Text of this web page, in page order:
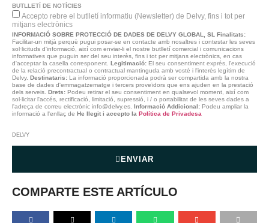
BUTLLETÍ DE NOTÍCIES
Accepto rebre el butlletí informatiu (Newsletter) de Delvy, fins i tot per
mitjans electrònics
INFORMACIÓ SOBRE PROTECCIÓ DE DADES DE DELVY GLOBAL, SL Finalitats:
Facilitar-un mitjà perquè pugui posar-se en contacte amb nosaltres i contestar les seves
sol·licituds d'informació, així com enviar-li el nostre butlletí comercial i comunicacions
informatives que puguin ser del seu interès, fins i tot per mitjans electrònics, en cas
d'acceptar la casella corresponent. Legitimació: El seu consentiment exprés, l'execució
de la relació precontractual o contractual mantinguda amb vostè i l'interès legítim de
Delvy. Destinataris: La informació proporcionada podrà ser compartida amb la nostra
base de dades d'emmagatzematge i tercers proveïdors que ens ajuden en la prestació
dels serveis. Drets: Podeu retirar el seu consentiment en qualsevol moment, així com
sol·licitar l'accés, rectificació, limitació, supressió, i / o portabilitat de les seves dades a
l'adreça de correu electrònic info@delvy.es. Informació Addicional: Podeu ampliar la
informació a l'enllaç de He llegit i accepto la Política de Privadesa
DELVY
ENVIAR
COMPARTE ESTE ARTÍCULO